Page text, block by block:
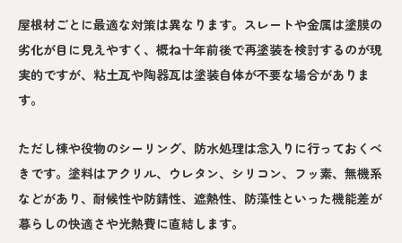
屋根材ごとに最適な対策は異なります。スレートや金属は塗膜の
劣化が目に見えやすく、概ね十年前後で再塗装を検討するのが現
実的ですが、粘土瓦や陶器瓦は塗装自体が不要な場合がありま
す。
ただし棟や役物のシーリング、防水処理は念入りに行っておくべ
きです。塗料はアクリル、ウレタン、シリコン、フッ素、無機系
などがあり、耐候性や防錆性、遮熱性、防藻性といった機能差が
暮らしの快適さや光熱費に直結します。